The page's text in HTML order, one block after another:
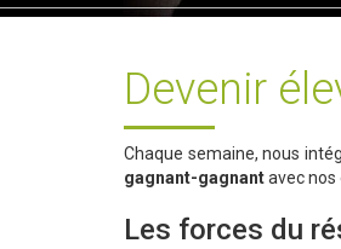
Devenir
Chaque semaine, nous
gagnant-gagnantavec nos
Les forces du